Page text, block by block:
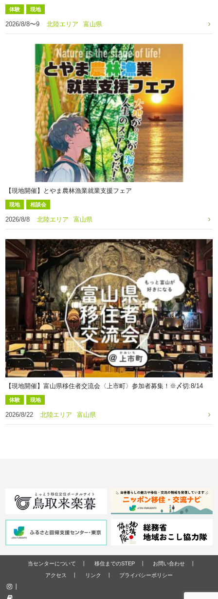
体験 現地
2026/8/8〜9 北陸エリア 富山県
【現地開催】とやま農林漁業就業支援フェア
現地 相談会
2026/8/8 北陸エリア 富山県
【現地開催】富山県移住者交流会〈上市町〉参加者募集！※〆切:8/14
体験 現地
2026/8/22 北陸エリア 富山県
当センターについて 移住までのSTEP
お問い合わせ
アクセス
リンク プライバシーポリシー